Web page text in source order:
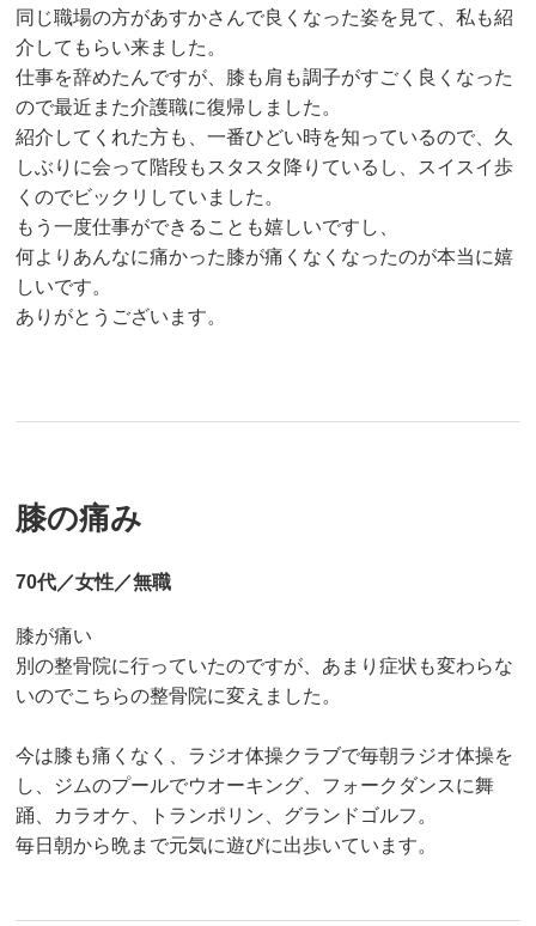
同じ職場の方があすかさんで良くなった姿を見て、私も紹
介してもらい来ました。
仕事を辞めたんですが、膝も肩も調子がすごく良くなった
ので最近また介護職に復帰しました。
紹介してくれた方も、一番ひどい時を知っているので、久
しぶりに会って階段もスタスタ降りているし、スイスイ歩
くのでビックリしていました。
もう一度仕事ができることも嬉しいですし、
何よりあんなに痛かった膝が痛くなくなったのが本当に嬉
しいです。
ありがとうございます。
膝の痛み
70代／女性／無職
膝が痛い
別の整骨院に行っていたのですが、あまり症状も変わらな
いのでこちらの整骨院に変えました。
今は膝も痛くなく、ラジオ体操クラブで毎朝ラジオ体操を
し、ジムのプールでウオーキング、フォークダンスに舞
踊、カラオケ、トランポリン、グランドゴルフ。
毎日朝から晩まで元気に遊びに出歩いています。